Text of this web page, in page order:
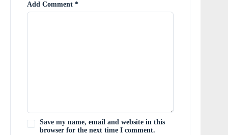
Add Comment *
Save my name, email and website in this
browser for the next time I comment.